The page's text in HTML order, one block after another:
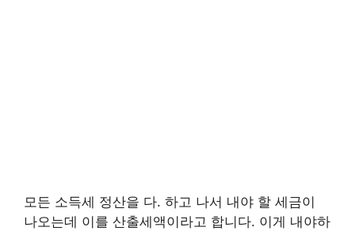
모든 소득세 정산을 다. 하고 나서 내야 할 세금이
나오는데 이를 산출세액이라고 합니다. 이게 내야하